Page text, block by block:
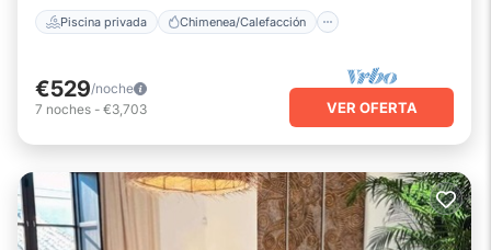
Piscina privada Chimenea/Calefacción
€529/noche
7 noches - €3,703 VER OFERTA